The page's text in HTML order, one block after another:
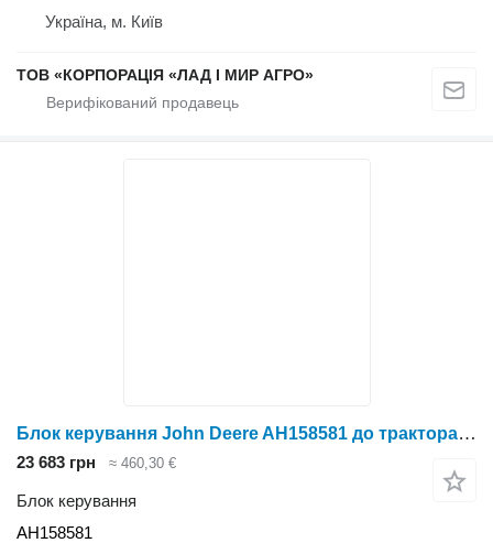
Україна, м. Київ
ТОВ «КОРПОРАЦІЯ «ЛАД І МИР АГРО»
Блок керування John Deere AH158581 до трактора колісного John Deere
23 683 грн ≈ 460,30 €
Блок керування
AH158581